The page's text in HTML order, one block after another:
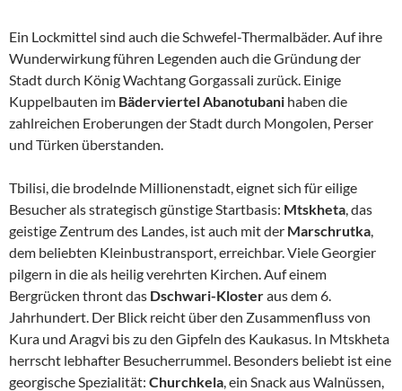
Ein Lockmittel sind auch die Schwefel-Thermalbäder. Auf ihre
Wunderwirkung führen Legenden auch die Gründung der
Stadt durch König Wachtang Gorgassali zurück. Einige
Kuppelbauten im Bäderviertel Abanotubani haben die
zahlreichen Eroberungen der Stadt durch Mongolen, Perser
und Türken überstanden.
Tbilisi, die brodelnde Millionenstadt, eignet sich für eilige
Besucher als strategisch günstige Startbasis: Mtskheta, das
geistige Zentrum des Landes, ist auch mit der Marschrutka,
dem beliebten Kleinbustransport, erreichbar. Viele Georgier
pilgern in die als heilig verehrten Kirchen. Auf einem
Bergrücken thront das Dschwari-Klosteraus dem 6.
Jahrhundert. Der Blick reicht über den Zusammenfluss von
Kura und Aragvi bis zu den Gipfeln des Kaukasus. In Mtskheta
herrscht lebhafter Besucherrummel. Besonders beliebt ist eine
georgische Spezialität: Churchkela, ein Snack aus Walnüssen,